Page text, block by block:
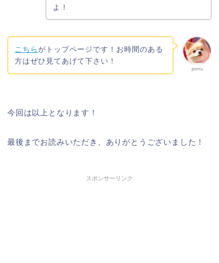
よ！
pomu
こちら がトップページです！お時間のある
方はぜひ見てあげて下さい！
今回は以上となります！
最後までお読みいただき、ありがとうございました！
スポンサーリンク